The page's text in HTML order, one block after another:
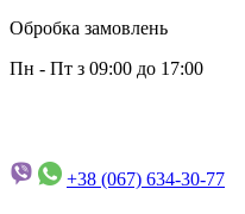
Обробка замовлень
Пн - Пт з 09:00 до 17:00
+38 (067) 634-30-77